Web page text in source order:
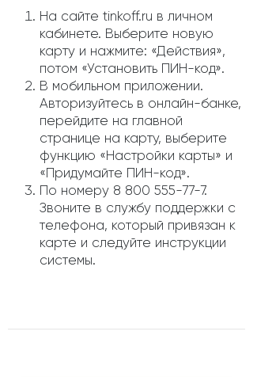
На сайте tinkoff.ru в личном
кабинете. Выберите новую
карту и нажмите: «Действия»,
потом «Установить ПИН-код».
В мобильном приложении.
Авторизуйтесь в онлайн-банке,
перейдите на главной
странице на карту, выберите
функцию «Настройки карты» и
«Придумайте ПИН-код».
По номеру 8 800 555-77-7.
Звоните в службу поддержки с
телефона, который привязан к
карте и следуйте инструкции
системы.